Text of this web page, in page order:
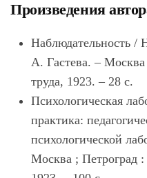
Произведения
Наблюдательность /
А. Гастева. –
труда, 1923. – 28 с.
Психологическая
практика:
психологической
Москва ; Петроград :